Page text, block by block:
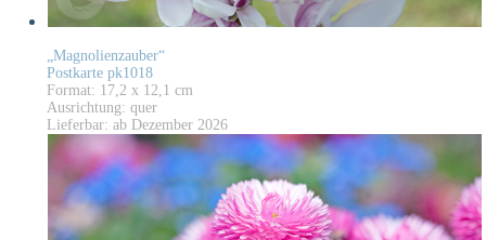
„Magnolienzauber“
Postkarte pk1018
Format: 17,2 x 12,1 cm
Ausrichtung: quer
Lieferbar: ab Dezember 2026